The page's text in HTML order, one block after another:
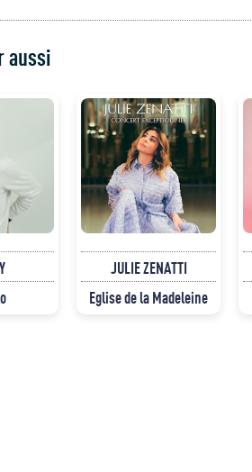
aussi
JULIE ZENATTI
Eglise de la Madeleine